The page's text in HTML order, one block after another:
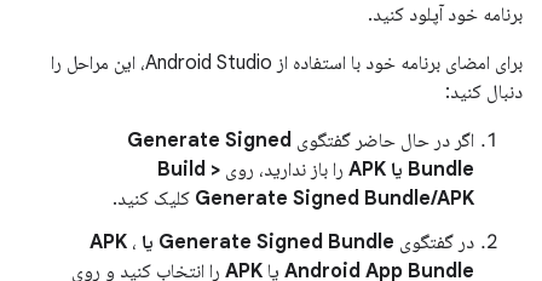
برنامه خود آپلود کنید.
برای امضای برنامه خود با استفاده از Android Studio، این مراحل را
دنبال کنید:
اگر در حال حاضر گفتگوی Generate Signed
Bundle یا APK
را باز ندارید، روی Build >
Generate Signed Bundle/APK کلیک کنید.
در گفتگوی Generate Signed Bundle یا APK
،
Android App Bundle یا APK را انتخاب کنید و روی